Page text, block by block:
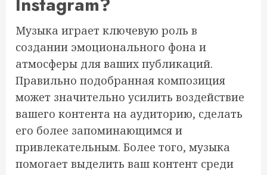
Музыка играет ключевую роль в
создании эмоционального фона и
атмосферы для ваших публикаций.
Правильно подобранная композиция
может значительно усилить воздействие
вашего контента на аудиторию, сделать
его более запоминающимся и
привлекательным. Более того, музыка
помогает выделить ваш контент среди